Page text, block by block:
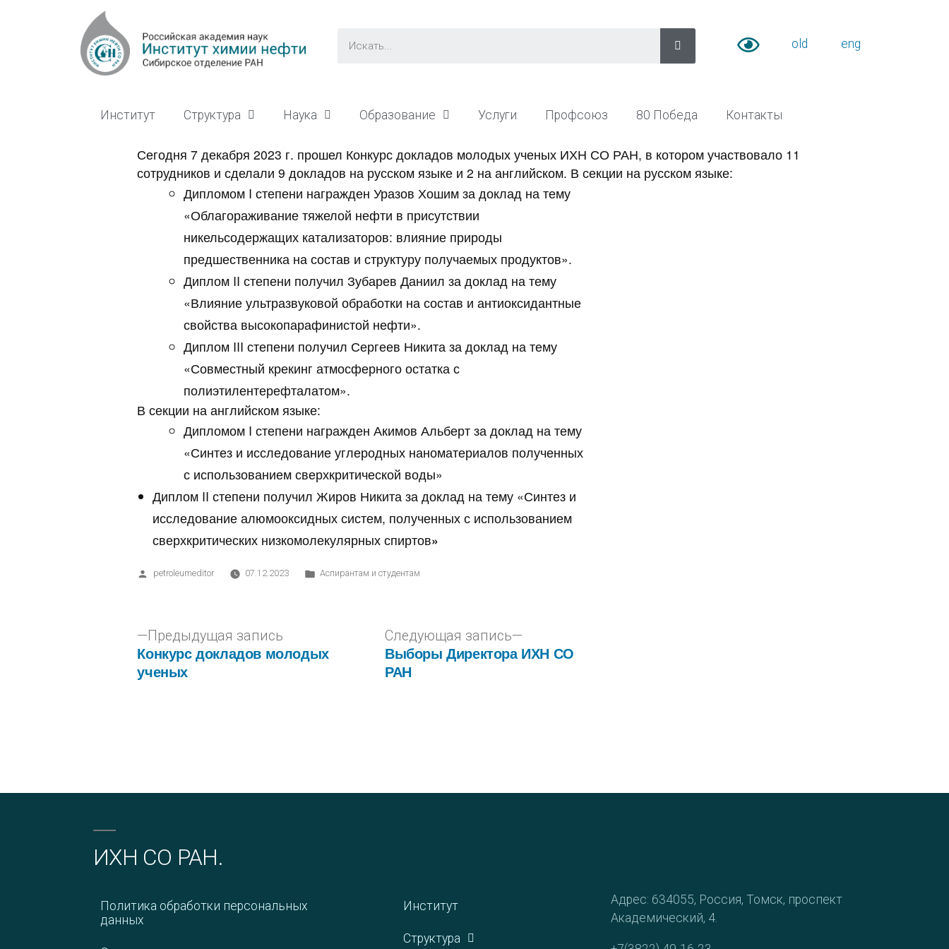
old eng
Институт Структура Наука Образование Услуги Профсоюз 80 Победа Контакты
Сегодня 7 декабря 2023 г. прошел Конкурс докладов молодых ученых ИХН СО РАН, в котором участвовало 11
сотрудников и сделали 9 докладов на русском языке и 2 на английском. В секции на русском языке:
Дипломом I степени награжден Уразов Хошим за доклад на тему
«Облагораживание тяжелой нефти в присутствии
никельсодержащих катализаторов: влияние природы
предшественника на состав и структуру получаемых продуктов».
Диплом II степени получил Зубарев Даниил за доклад на тему
«Влияние ультразвуковой обработки на состав и антиоксидантные
свойства высокопарафинистой нефти».
Диплом III степени получил Сергеев Никита за доклад на тему
«Совместный крекинг атмосферного остатка с
полиэтилентерефталатом».
В секции на английском языке:
Дипломом I степени награжден Акимов Альберт за доклад на тему
«Синтез и исследование углеродных наноматериалов полученных
с использованием сверхкритической воды»
Диплом II степени получил Жиров Никита за доклад на тему «Синтез и
исследование алюмооксидных систем, полученных с использованием
сверхкритических низкомолекулярных спиртов»
petroleumeditor 07.12.2023 Аспирантам и студентам
Предыдущая запись
Конкурс докладов молодых
ученых
Следующая запись
Выборы Директора ИХН СО
РАН
ИХН СО РАН.
Политика обработки персональных
данных
Институт
Структура
Адрес: 634055, Россия, Томск, проспект
Академический, 4.